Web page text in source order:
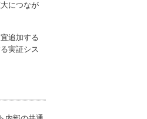
につなが
追加する
実証シス